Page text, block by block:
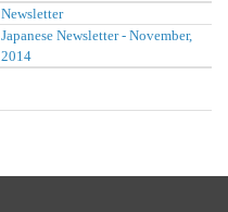
Newsletter
Japanese Newsletter - November,
2014